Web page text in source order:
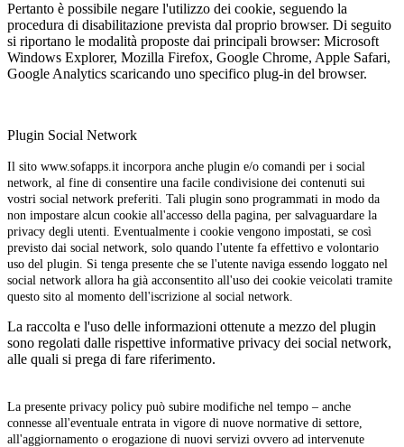
Pertanto è possibile negare l'utilizzo dei cookie, seguendo la
procedura di disabilitazione prevista dal proprio browser. Di seguito
si riportano le modalità proposte dai principali browser: Microsoft
Windows Explorer, Mozilla Firefox, Google Chrome, Apple Safari,
Google Analytics scaricando uno specifico plug-in del browser.
Plugin Social Network
Il sito www.sofapps.it incorpora anche plugin e/o comandi per i social
network, al fine di consentire una facile condivisione dei contenuti sui
vostri social network preferiti. Tali plugin sono programmati in modo da
non impostare alcun cookie all'accesso della pagina, per salvaguardare la
privacy degli utenti. Eventualmente i cookie vengono impostati, se così
previsto dai social network, solo quando l'utente fa effettivo e volontario
uso del plugin. Si tenga presente che se l'utente naviga essendo loggato nel
social network allora ha già acconsentito all'uso dei cookie veicolati tramite
questo sito al momento dell'iscrizione al social network.
La raccolta e l'uso delle informazioni ottenute a mezzo del plugin
sono regolati dalle rispettive informative privacy dei social network,
alle quali si prega di fare riferimento.
La presente privacy policy può subire modifiche nel tempo – anche
connesse all'eventuale entrata in vigore di nuove normative di settore,
all'aggiornamento o erogazione di nuovi servizi ovvero ad intervenute